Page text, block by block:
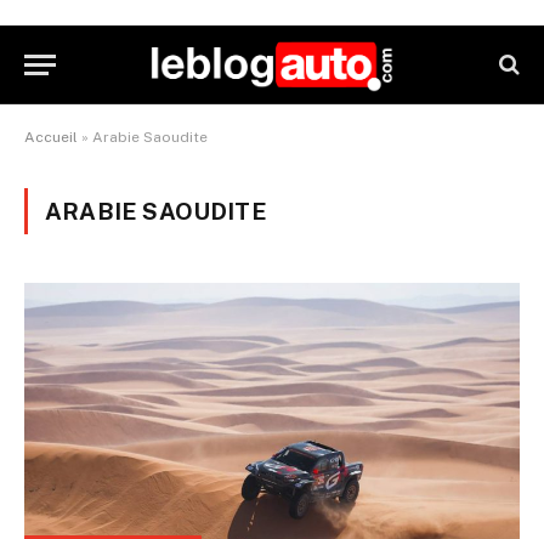
Accueil » Arabie Saoudite
ARABIE SAOUDITE